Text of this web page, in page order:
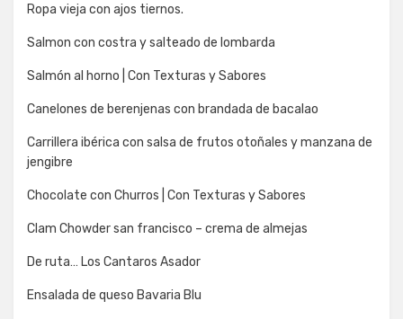
Ropa vieja con ajos tiernos.
Salmon con costra y salteado de lombarda
Salmón al horno | Con Texturas y Sabores
Canelones de berenjenas con brandada de bacalao
Carrillera ibérica con salsa de frutos otoñales y manzana de
jengibre
Chocolate con Churros | Con Texturas y Sabores
Clam Chowder san francisco – crema de almejas
De ruta… Los Cantaros Asador
Ensalada de queso Bavaria Blu